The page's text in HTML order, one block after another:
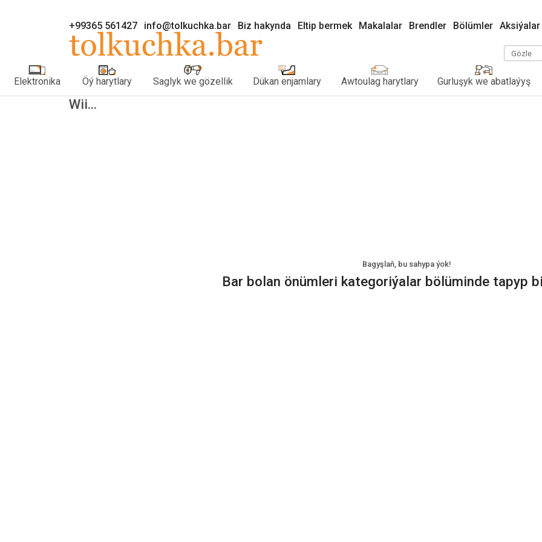
+99365 561427 info@tolkuchka.bar Biz hakynda Eltip bermek Makalalar Brendler Bölümler Aksiýalar
Gözle
Elektronika Öý harytlary Saglyk we gözellik Dükan enjamlary Awtoulag harytlary Gurluşyk we abatlaýyş
Wii...
Bagyşlaň, bu sahypa ýok!
Bar bolan önümleri kategoriýalar bölüminde tapyp